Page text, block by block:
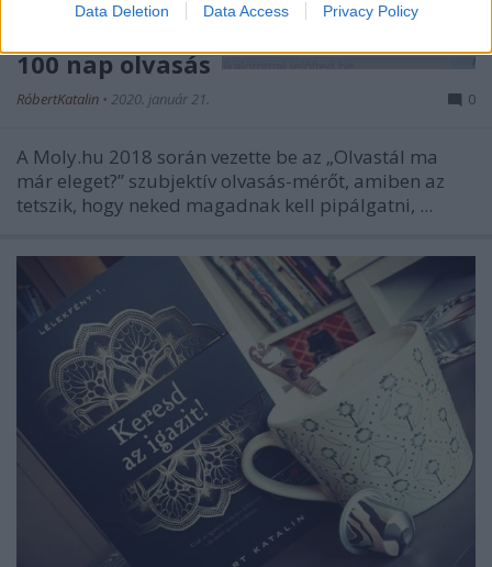
Data Deletion Data Access Privacy Policy
100 nap olvasás
RóbertKatalin • 2020. január 21. 0
A Moly.hu 2018 során vezette be az „Olvastál ma
már eleget?” szubjektív olvasás-mérőt, amiben az
tetszik, hogy neked magadnak kell pipálgatni, ...